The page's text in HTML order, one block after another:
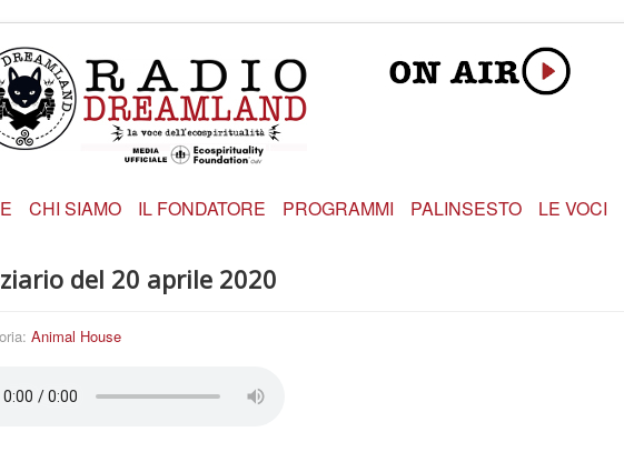
CHI SIAMO IL FONDATORE PROGRAMMI PALINSESTO LE VOCI
del 20 aprile 2020
Animal House